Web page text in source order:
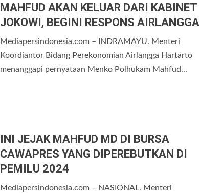
MAHFUD AKAN KELUAR DARI KABINET
JOKOWI, BEGINI RESPONS AIRLANGGA
Mediapersindonesia.com – INDRAMAYU. Menteri
Koordiantor Bidang Perekonomian Airlangga Hartarto
menanggapi pernyataan Menko Polhukam Mahfud...
INI JEJAK MAHFUD MD DI BURSA
CAWAPRES YANG DIPEREBUTKAN DI
PEMILU 2024
Mediapersindonesia.com – NASIONAL. Menteri